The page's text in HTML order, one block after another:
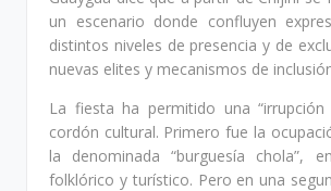
un escenario donde confluyen
distintos niveles de presencia y de
nuevas elites y mecanismos de
La fiesta ha permitido una
cordón cultural. Primero fue la
la denominada “burguesía chola”,
folklórico y turístico. Pero en una